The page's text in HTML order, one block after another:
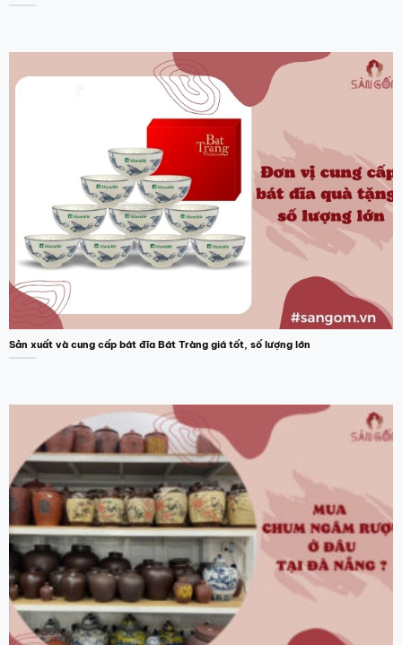
Sản xuất và cung cấp bát đĩa Bát Tràng giá tốt, số lượng lớn